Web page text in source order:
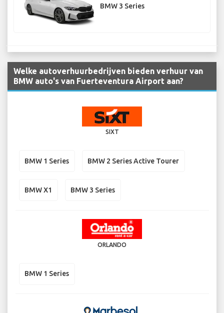
BMW 3 Series
Welke autoverhuurbedrijven bieden verhuur van
BMW auto's van Fuerteventura Airport aan?
SIXT
BMW 1 Series BMW 2 Series Active Tourer
BMW X1 BMW 3 Series
ORLANDO
BMW 1 Series